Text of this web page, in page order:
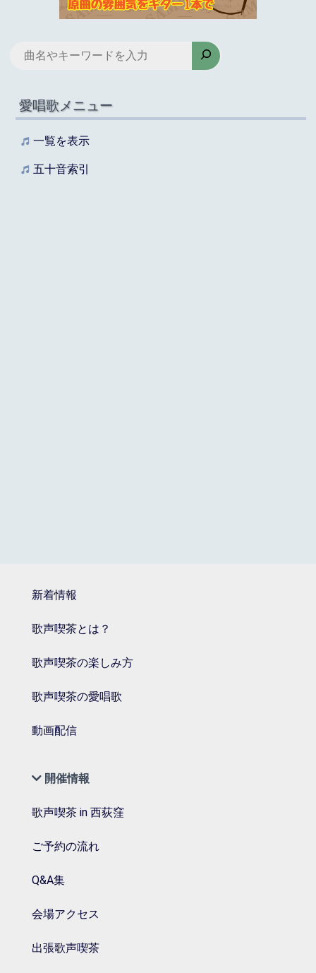
愛唱歌メニュー
一覧を表示
五十音索引
新着情報
歌声喫茶とは？
歌声喫茶の楽しみ方
歌声喫茶の愛唱歌
動画配信
開催情報
歌声喫茶 in 西荻窪
ご予約の流れ
Q&A集
会場アクセス
出張歌声喫茶